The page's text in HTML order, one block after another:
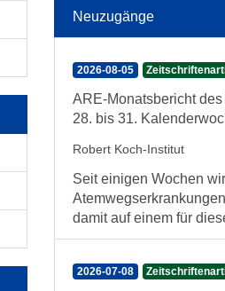
Neuzugänge
2026-08-05
ARE-Monatsbericht
28. bis 31.
Robert Koch-Institut
Seit einigen Wochen
damit auf einem für
2026-07-08